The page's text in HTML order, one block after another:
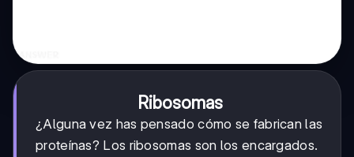
Ribosomas
¿Alguna vez has pensado cómo se fabrican las
proteínas? Los ribosomas son los encargados.